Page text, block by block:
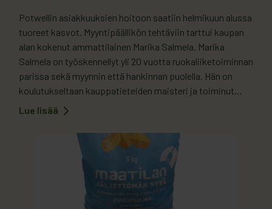
Potwellin asiakkuuksien hoitoon saatiin helmikuun alussa
tuoreet kasvot. Myyntipäällikön tehtäviin tarttui kaupan
alan kokenut ammattilainen Marika Salmela. Marika
Salmela on työskennellyt yli 20 vuotta ruokaliiketoiminnan
parissa sekä myynnin että hankinnan puolella. Hän on
koulutukseltaan kauppatieteiden maisteri ja toiminut
aiemmin muun muassa Minimani-yhtiössä
Tammisella myyntipäällikkönä ja Keskon hankintapuolella
ostopäällikkönä. Uuteen myyntipäällikön toimeen
Lue lisää
:
Salmelasta
Potwellin
myyntipäällikkö